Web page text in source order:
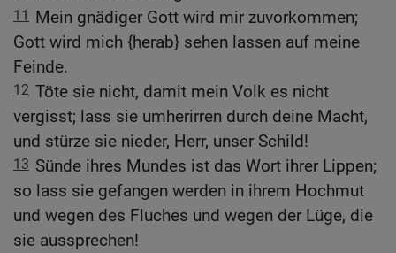
11 Mein gnädiger Gott wird mir zuvorkommen;
Gott wird mich {herab} sehen lassen auf meine
Feinde.
12 Töte sie nicht, damit mein Volk es nicht
vergisst; lass sie umherirren durch deine Macht,
und stürze sie nieder, Herr, unser Schild!
13 Sünde ihres Mundes ist das Wort ihrer Lippen;
so lass sie gefangen werden in ihrem Hochmut
und wegen des Fluches und wegen der Lüge, die
sie aussprechen!